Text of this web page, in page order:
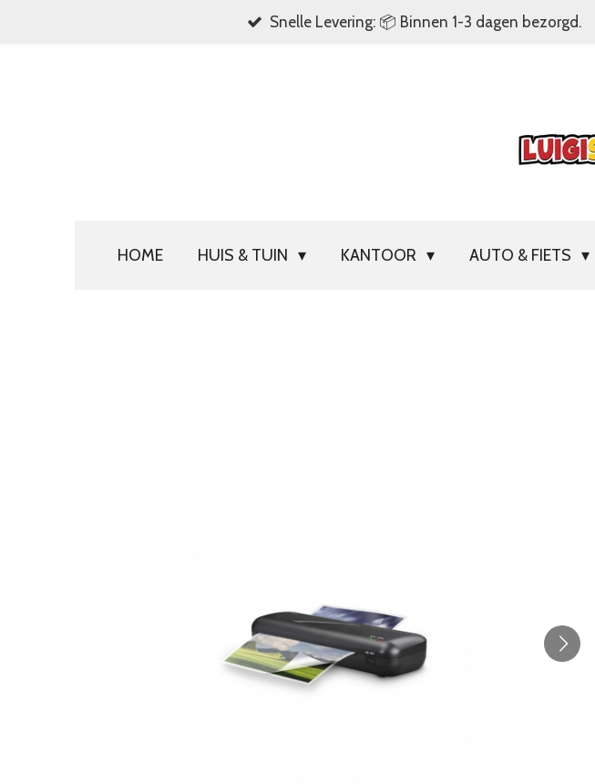
Snelle Levering: 📦 Binnen 1-3 dagen bezorgd.
HOME HUIS & TUIN KANTOOR AUTO & FIETS